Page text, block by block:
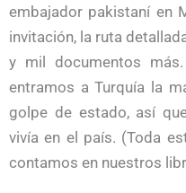
embajador pakistaní en
invitación, la ruta
y mil documentos
entramos a Turquía la
golpe de estado, así
vivía en el país. (Toda
contamos en nuestros